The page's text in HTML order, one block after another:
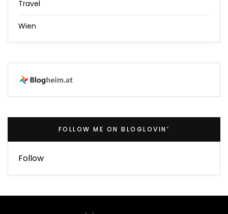
Travel
Wien
FOLLOW ME ON BLOGLOVIN’
Follow